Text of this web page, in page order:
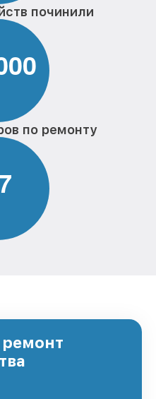
починили
00
по ремонту